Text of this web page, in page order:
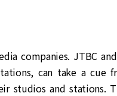
companies. JTBC
can take a cue
studios and stations.